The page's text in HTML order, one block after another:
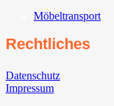
Möbeltransport
Rechtliches
Datenschutz
Impressum